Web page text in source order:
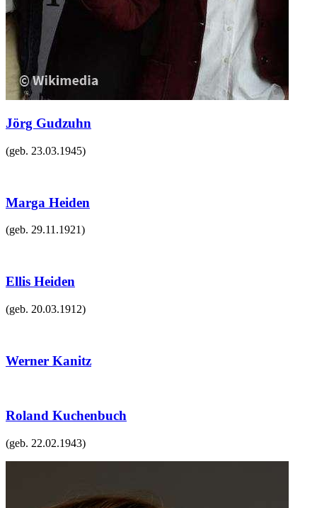
Jörg Gudzuhn
(geb. 23.03.1945)
Marga Heiden
(geb. 29.11.1921)
Ellis Heiden
(geb. 20.03.1912)
Werner Kanitz
Roland Kuchenbuch
(geb. 22.02.1943)